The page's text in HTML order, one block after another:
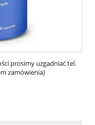
prosimy uzgadniać tel.
zamówienia)